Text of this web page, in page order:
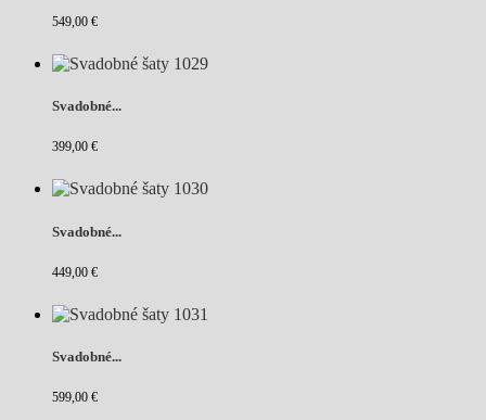
549,00 €
Svadobné...
399,00 €
Svadobné...
449,00 €
Svadobné...
599,00 €